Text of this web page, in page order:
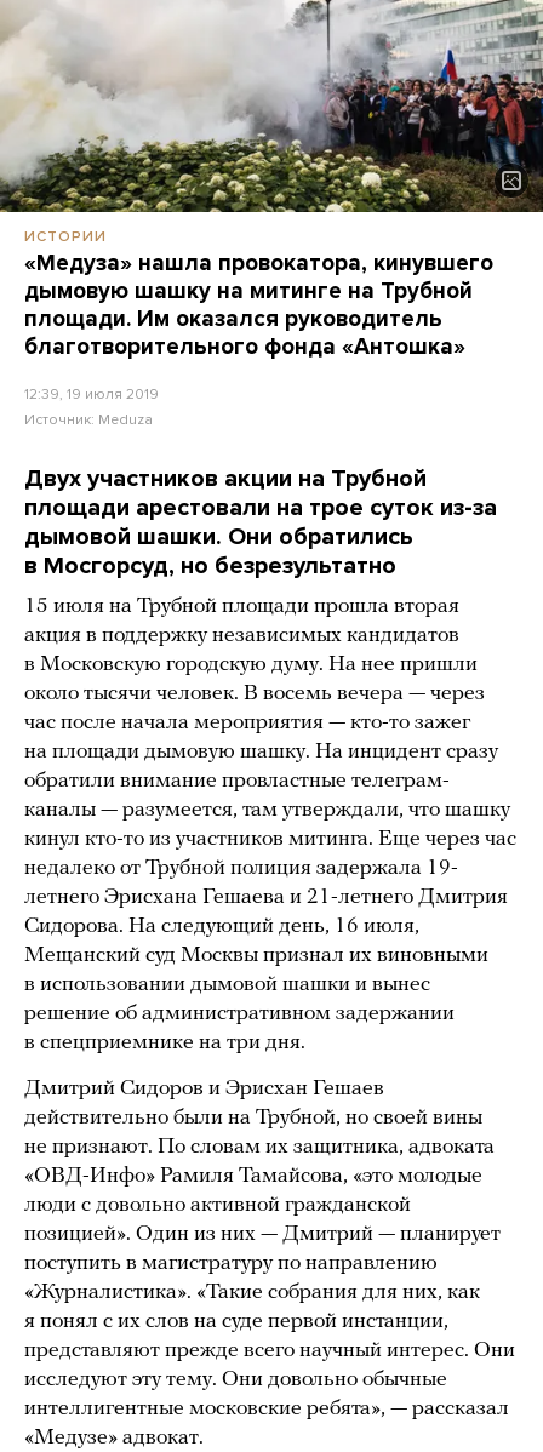
ИСТОРИИ
«Медуза» нашла провокатора, кинувшего
дымовую шашку на митинге на Трубной
площади. Им оказался руководитель
благотворительного фонда «Антошка»
12:39, 19 июля 2019
Источник: Meduza
Двух участников акции на Трубной
площади арестовали на трое суток из-за
дымовой шашки. Они обратились
в Мосгорсуд, но безрезультатно
15 июля на Трубной площади прошла вторая
акция в поддержку независимых кандидатов
в Московскую городскую думу. На нее пришли
около тысячи человек. В восемь вечера — через
час после начала мероприятия — кто-то зажег
на площади дымовую шашку. На инцидент сразу
обратили внимание провластные телеграм-
каналы — разумеется, там утверждали, что шашку
кинул кто-то из участников митинга. Еще через час
недалеко от Трубной полиция задержала 19-
летнего Эрисхана Гешаева и 21-летнего Дмитрия
Сидорова. На следующий день, 16 июля,
Мещанский суд Москвы признал их виновными
в использовании дымовой шашки и вынес
решение об административном задержании
в спецприемнике на три дня.
Дмитрий Сидоров и Эрисхан Гешаев
действительно были на Трубной, но своей вины
не признают. По словам их защитника, адвоката
«ОВД-Инфо» Рамиля Тамайсова, «это молодые
люди с довольно активной гражданской
позицией». Один из них — Дмитрий — планирует
поступить в магистратуру по направлению
«Журналистика». «Такие собрания для них, как
я понял с их слов на суде первой инстанции,
представляют прежде всего научный интерес. Они
исследуют эту тему. Они довольно обычные
интеллигентные московские ребята», — рассказал
«Медузе» адвокат.